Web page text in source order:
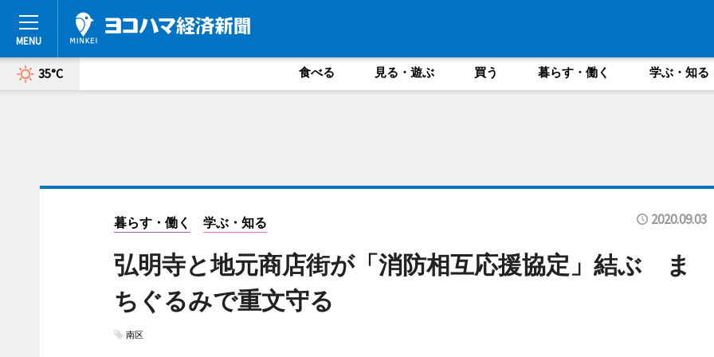
35°C 食べる 見る・遊ぶ 買う 暮らす・働く 学ぶ・知る
暮らす・働く 学ぶ・知る 2020.09.03
弘明寺と地元商店街が「消防相互応援協定」結ぶ ま
ちぐるみで重文守る
南区